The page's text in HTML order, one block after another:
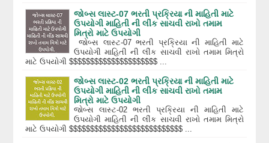
જોબ્સ લાસ્ટ-07 ભરતી પ્રક્રિયા ની માહિતી માટે
ઉપયોગી માહિતી ની લીંક સાચવી રાખો તમામ
મિત્રો માટે ઉપયોગી
જોબ્સ લાસ્ટ-07 ભરતી પ્રક્રિયા ની માહિતી માટે
ઉપયોગી માહિતી ની લીંક સાચવી રાખો તમામ મિત્રો
માટે ઉપયોગી $$$$$$$$$$$$$$$$$$$$$ ...
જોબ્સ લાસ્ટ-02 ભરતી પ્રક્રિયા ની માહિતી માટે
ઉપયોગી માહિતી ની લીંક સાચવી રાખો તમામ
મિત્રો માટે ઉપયોગી
જોબ્સ લાસ્ટ-02 ભરતી પ્રક્રિયા ની માહિતી માટે
ઉપયોગી માહિતી ની લીંક સાચવી રાખો તમામ મિત્રો
માટે ઉપયોગી $$$$$$$$$$$$$$$$$$$$$$$$$$$ ...